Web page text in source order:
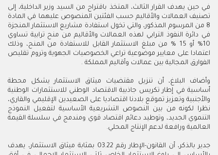
في حين يهدف القرار الثالث، المتخذ باقتراح من السيد وزير الداخلية، إلى
تصنيف العمالات والأقاليم حسب الفئتين المنصوص عليهما في المادة
8 من المرسوم المذكور، والتي تخول استفادة مشاريع الاستثمار المنجزة
في دائرة النفوذ الترابي لهذه العمالات والأقاليم من منح ترابية تساوي
10% أو 15 % من مبلغ الاستثمار القابل للاستفادة من المنح، وذلك
اعتمادا على معايير موضوعية تراعي الخصوصيات الجهوية وتروم تقليص
الفوارق المجالية بين عمالات وأقاليم المملكة .
وأضاف البلاغ، أن تنزيل مقتضيات ميثاق الاستثمار يشكل محطة
أساسية في إطار تكريس جاذبية الاقتصاد الوطني للاستثمارات الوطنية
والأجنبية وتعزيز تموقع بلادنا اقتصاديا على الصعيدين الإقليمي والقاري،
نظرا لكونه من بين النصوص التشريعية الأساسية لتفعيل النموذج
التنموي الجديد، وتوطيد دعائم اقتصاد قوي ومندمج في سلسلة القيمة
العالمية ورافعة لدعم الإنتاج المحلي.
جدير بالذكر، أن القانون-الإطار رقم 03.22 بمثابة ميثاق الاستثمار، يهدف